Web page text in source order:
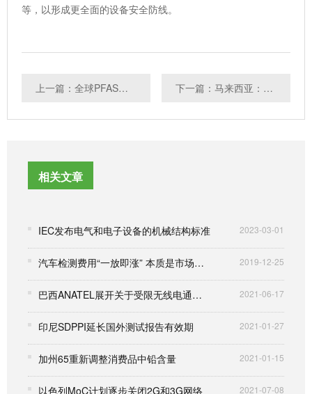
等，以形成更全面的设备安全防线。
上一篇：全球PFAS管控持续升级：欧盟、英国、美国加州及加拿大最新动态一览 下一篇：马来西亚：MTSFB就三项技术规范展开公众咨询
相关文章
IEC发布电气和电子设备的机械结构标准 2023-03-01
汽车检测费用“一放即涨” 本质是市场供应畸形 2019-12-25
巴西ANATEL展开关于受限无线电通信设备技术要求的公众咨询 2021-06-17
印尼SDPPI延长国外测试报告有效期 2021-01-27
加州65重新调整消费品中铅含量 2021-01-15
以色列MoC计划逐步关闭2G和3G网络 2021-07-08